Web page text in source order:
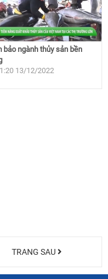
bảo ngành thủy sản bền
13/12/2022
TRANG SAU